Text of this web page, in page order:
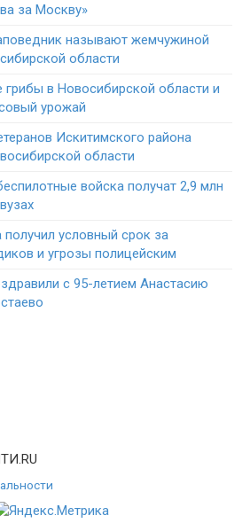
за Москву»
называют жемчужиной
области
грибы в Новосибирской области и
урожай
Искитимского района
области
войска получат 2,9 млн
условный срок за
и угрозы полицейским
с 95-летием Анастасию